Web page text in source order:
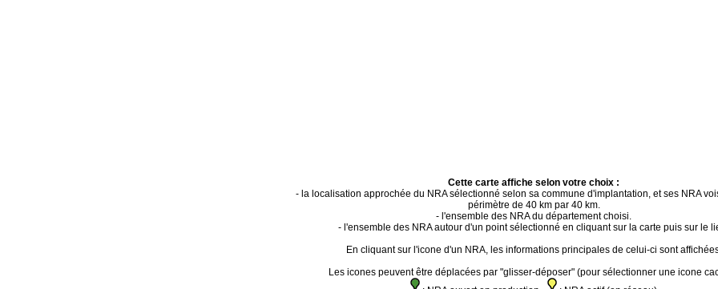
Cette carte affiche selon votre choix :
- la localisation approchée du NRA sélectionné selon sa commune d'implantation, et ses NRA
périmètre de 40 km par 40 km.
- l'ensemble des NRA du département choisi.
- l'ensemble des NRA autour d'un point sélectionné en cliquant sur la carte puis sur le
En cliquant sur l'icone d'un NRA, les informations principales de celui-ci sont
Les icones peuvent être déplacées par "glisser-déposer" (pour sélectionner une icone